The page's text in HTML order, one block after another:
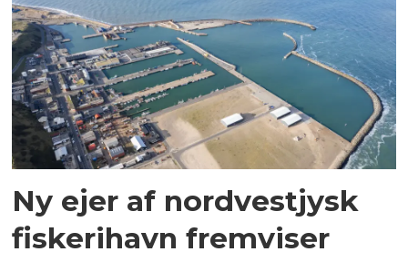
Ny ejer af nordvestjysk
fiskerihavn fremviser